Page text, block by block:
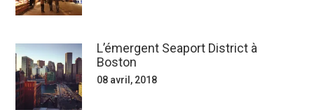
L’émergent Seaport District à
Boston
08 avril, 2018